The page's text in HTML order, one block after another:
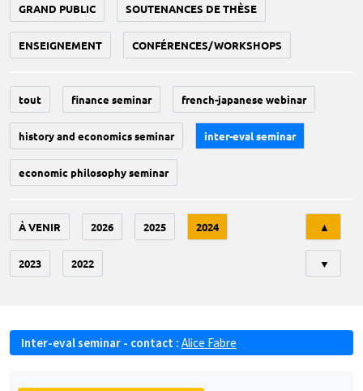
GRAND PUBLIC SOUTENANCES DE THÈSE
ENSEIGNEMENT CONFÉRENCES/WORKSHOPS
tout finance seminar french-japanese webinar
history and economics seminar inter-eval seminar
economic philosophy seminar
À VENIR 2026 2025 2024
2023 2022
▲
▼
Inter-eval seminar - contact : Alice Fabre